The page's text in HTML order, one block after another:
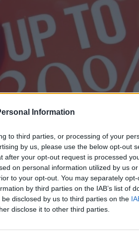
Information
to third parties, or processing of your
by us, please use the below opt-out
after your opt-out request is processed
on personal information utilized by us
to your opt-out. You may separately
by third parties on the IAB’s list of
disclosed by us to third parties on the
disclose it to other third parties.
1) τα καταστήματα
της χρονιάς, ενώ την
χειμερινών εκπτώσεων.
13 Ιανουαρίου και θα
στους καταναλωτές